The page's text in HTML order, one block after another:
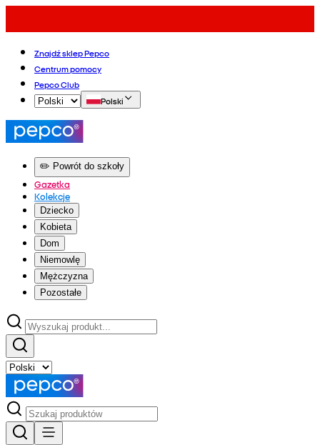
Znajdź sklep Pepco
Centrum pomocy
Pepco Club
Polski
✏️ Powrót do szkoły
Gazetka
Kolekcje
Dziecko
Kobieta
Dom
Niemowlę
Mężczyzna
Pozostałe